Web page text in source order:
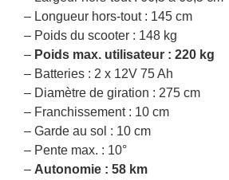
– Longueur hors-tout : 145 cm
– Poids du scooter : 148 kg
– Poids max. utilisateur : 220 kg
– Batteries : 2 x 12V 75 Ah
– Diamètre de giration : 275 cm
– Franchissement : 10 cm
– Garde au sol : 10 cm
– Pente max. : 10°
– Autonomie : 58 km